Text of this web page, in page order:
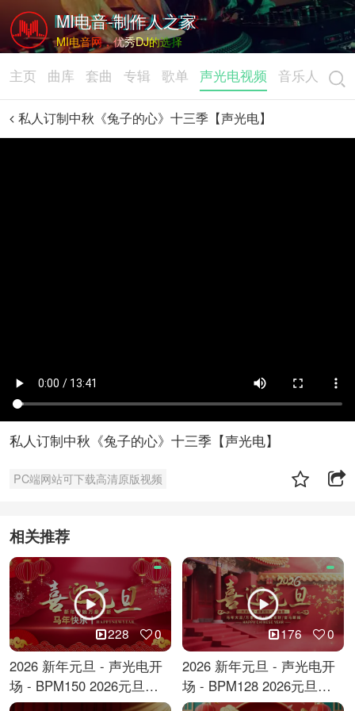
MI电音-制作人之家
MI电音网，优秀DJ的选择
主页 曲库 套曲 专辑 歌单 声光电视频 音乐人
私人订制中秋《兔子的心》十三季【声光电】
私人订制中秋《兔子的心》十三季【声光电】
PC端网站可下载高清原版视频
相关推荐
228 0
2026 新年元旦 - 声光电开
场 - BPM150 2026元旦跨
年倒计时
176 0
2026 新年元旦 - 声光电开
场 - BPM128 2026元旦马
年